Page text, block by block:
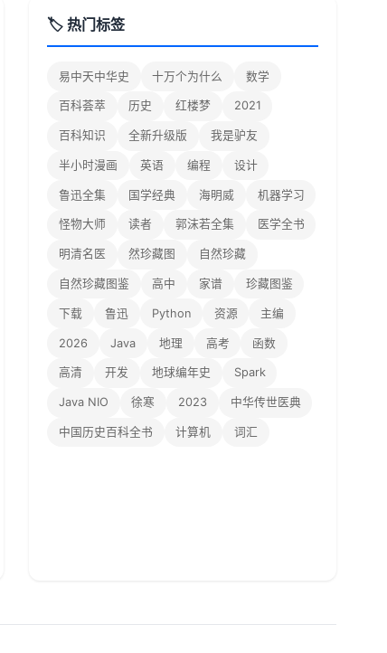
🏷️ 热门标签
易中天中华史 十万个为什么 数学
百科荟萃 历史 红楼梦 2021
百科知识 全新升级版 我是驴友
半小时漫画 英语 编程 设计
鲁迅全集 国学经典 海明威 机器学习
怪物大师 读者 郭沫若全集 医学全书
明清名医 然珍藏图 自然珍藏
自然珍藏图鉴 高中 家谱 珍藏图鉴
下载 鲁迅 Python 资源 主编
2026 Java 地理 高考 函数
高清 开发 地球编年史 Spark
Java NIO 徐寒 2023 中华传世医典
中国历史百科全书 计算机 词汇